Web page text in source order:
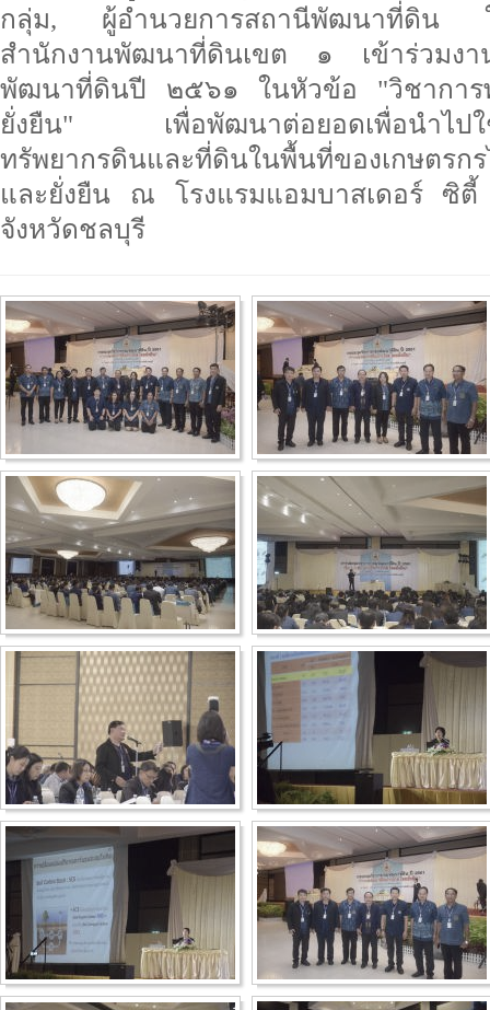
กลุ่ม, ผู้อำนวยการสถานีพัฒนาที่ดิน
สำนักงานพัฒนาที่ดินเขต ๑ เข้าร่วมงา
พัฒนาที่ดินปี ๒๕๖๑ ในหัวข้อ "วิชาการ
ยั่งยืน" เพื่อพัฒนาต่อยอดเพื่อนำไปใ
ทรัพยากรดินและที่ดินในพื้นที่ของเกษตรก
และยั่งยืน ณ โรงแรมแอมบาสเดอร์ ซิตี้
จังหวัดชลบุรี